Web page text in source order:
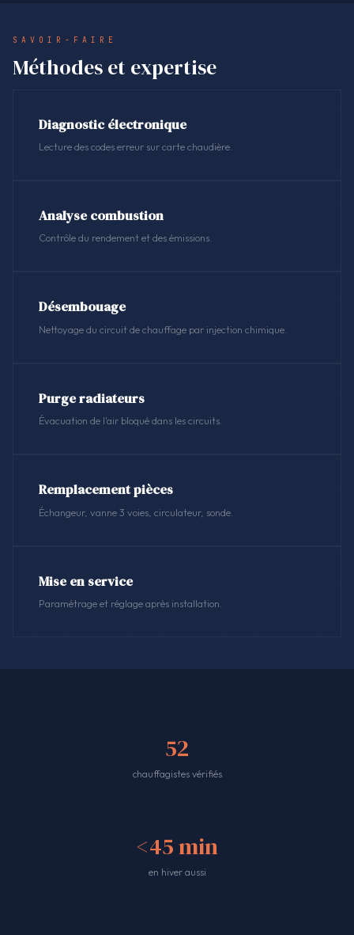
SAVOIR-FAIRE
Méthodes et expertise
Diagnostic électronique
Lecture des codes erreur sur carte chaudière.
Analyse combustion
Contrôle du rendement et des émissions.
Désembouage
Nettoyage du circuit de chauffage par injection chimique.
Purge radiateurs
Évacuation de l'air bloqué dans les circuits.
Remplacement pièces
Échangeur, vanne 3 voies, circulateur, sonde.
Mise en service
Paramétrage et réglage après installation.
52
chauffagistes vérifiés
<45 min
en hiver aussi